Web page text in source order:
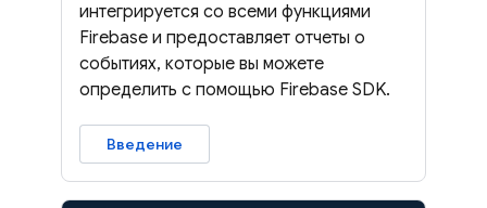
интегрируется со всеми функциями
Firebase и предоставляет отчеты о
событиях, которые вы можете
определить с помощью Firebase SDK.
Введение